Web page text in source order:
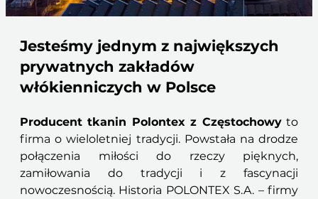
Jesteśmy jednym z największych
prywatnych zakładów
włókienniczych w Polsce
Producent tkanin Polontex z Częstochowyto
firma o wieloletniej tradycji. Powstała na drodze
połączenia miłości do rzeczy pięknych,
zamiłowania do tradycji i z fascynacji
nowoczesnością. Historia POLONTEX S.A. – firmy